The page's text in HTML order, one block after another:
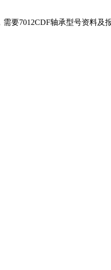
要7012CDF轴承型号资料及